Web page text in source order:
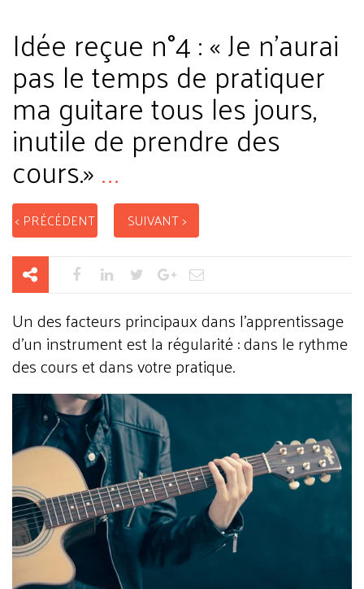
Idée reçue n°4 : « Je n’aurai
pas le temps de pratiquer
ma guitare tous les jours,
inutile de prendre des
cours.»...
< PRÉCÉDENT SUIVANT >
Un des facteurs principaux dans l’apprentissage
d’un instrument est la régularité : dans le rythme
des cours et dans votre pratique.